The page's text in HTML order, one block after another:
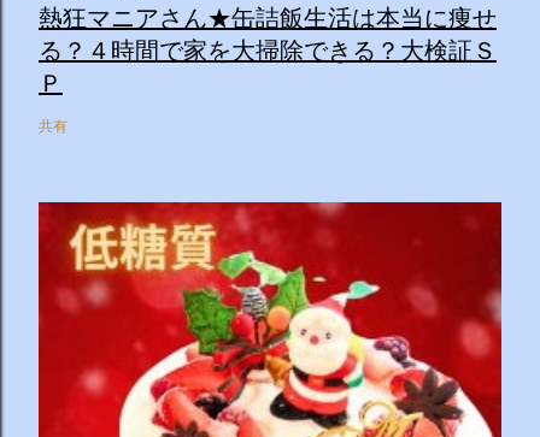
熱狂マニアさん★缶詰飯生活は本当に痩せ
る？４時間で家を大掃除できる？大検証Ｓ
Ｐ
共有